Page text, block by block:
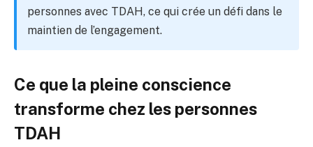
personnes avec TDAH, ce qui crée un défi dans le
maintien de l’engagement.
Ce que la pleine conscience
transforme chez les personnes
TDAH